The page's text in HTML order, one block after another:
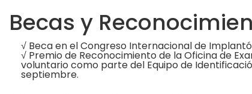
Becas y
√ Beca en el Congreso Internacional de
√ Premio de Reconocimiento de la Oficina de
voluntario como parte del Equipo de
septiembre.